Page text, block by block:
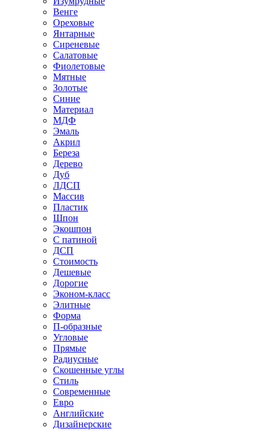
Венге
Ореховые
Янтарные
Сиреневые
Салатовые
Фиолетовые
Мятные
Золотые
Синие
Материал
МДФ
Эмаль
Акрил
Береза
Дерево
Дуб
ЛДСП
Массив
Пластик
Шпон
Экошпон
С патиной
ДСП
Стоимость
Дешевые
Дорогие
Эконом-класс
Элитные
Форма
П-образные
Угловые
Прямые
Радиусные
Скошенные углы
Стиль
Современные
Евро
Английские
Дизайнерские